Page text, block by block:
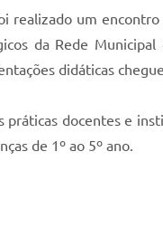
realizado um
da Rede
didáticas
docentes e
de 1º ao 5º ano.